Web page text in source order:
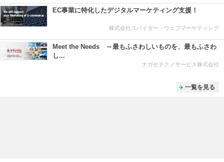
EC事業に特化したデジタルマーケティング支援！
株式会社スパイダー・ウェブマーケティング
Meet the Needs ～最もふさわしいものを、最もふさわ
し...
ナガセテクノサービス株式会社
一覧を見る